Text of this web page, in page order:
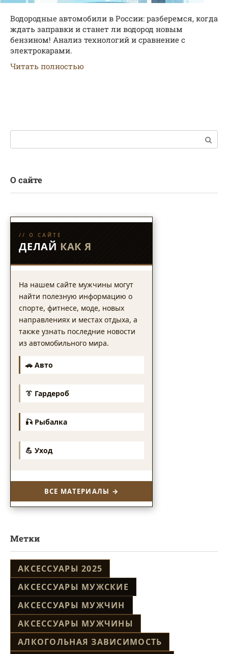
Водородные автомобили в России: разберемся, когда
ждать заправки и станет ли водород новым
бензином! Анализ технологий и сравнение с
электрокарами.
Читать полностью
Поиск:
О сайте
// О САЙТЕ
ДЕЛАЙ КАК Я
На нашем сайте мужчины могут
найти полезную информацию о
спорте, фитнесе, моде, новых
направлениях и местах отдыха, а
также узнать последние новости
из автомобильного мира.
🚗 Авто
👔 Гардероб
🎣 Рыбалка
💪 Уход
ВСЕ МАТЕРИАЛЫ →
Метки
АКСЕССУАРЫ 2025
АКСЕССУАРЫ МУЖСКИЕ
АКСЕССУАРЫ МУЖЧИН
АКСЕССУАРЫ МУЖЧИНЫ
АЛКОГОЛЬНАЯ ЗАВИСИМОСТЬ